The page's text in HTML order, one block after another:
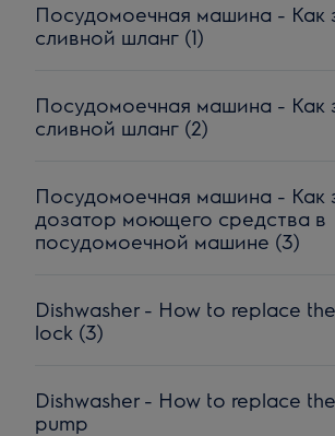
Посудомоечная машина - Как
сливной шланг (1)
Посудомоечная машина - Как
сливной шланг (2)
Посудомоечная машина - Как
дозатор моющего средства в
посудомоечной машине (3)
Dishwasher - How to replace
lock (3)
Dishwasher - How to replace
pump